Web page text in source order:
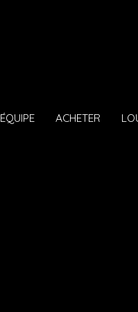
ÉQUIPE ACHETER